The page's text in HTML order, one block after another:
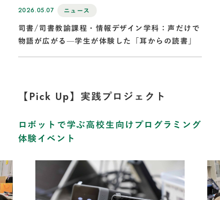
2026.05.07 ニュース
司書/司書教諭課程・情報デザイン学科：声だけで
物語が広がる—学生が体験した「耳からの読書」
【Pick Up】実践プロジェクト
ロボットで学ぶ高校生向けプログラミング
体験イベント